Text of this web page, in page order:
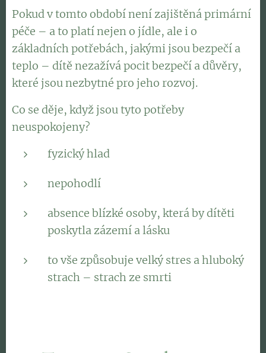
Pokud v tomto období není zajištěná primární
péče – a to platí nejen o jídle, ale i o
základních potřebách, jakými jsou bezpečí a
teplo – dítě nezažívá pocit bezpečí a důvěry,
které jsou nezbytné pro jeho rozvoj.
Co se děje, když jsou tyto potřeby
neuspokojeny?
fyzický hlad
nepohodlí
absence blízké osoby, která by dítěti
poskytla zázemí a lásku
to vše způsobuje velký stres a hluboký
strach – strach ze smrti